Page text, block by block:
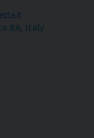
BA, Italy